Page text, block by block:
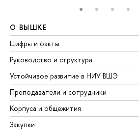
О ВЫШКЕ
Цифры и факты
Руководство и структура
Устойчивое развитие в НИУ ВШЭ
Преподаватели и сотрудники
Корпуса и общежития
Закупки